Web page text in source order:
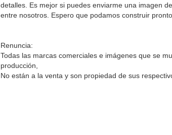
detalles. Es mejor si puedes enviarme una imagen
entre nosotros. Espero que podamos construir
Renuncia:
Todas las marcas comerciales e imágenes que se
producción,
No están a la venta y son propiedad de sus